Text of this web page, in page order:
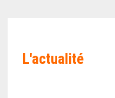
L'actualité